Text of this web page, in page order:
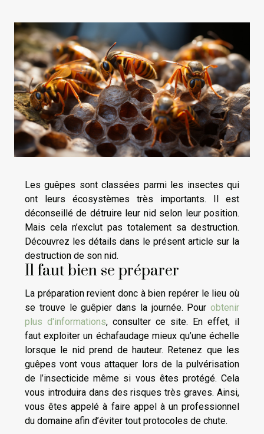
Les guêpes sont classées parmi les insectes qui
ont leurs écosystèmes très importants. Il est
déconseillé de détruire leur nid selon leur position.
Mais cela n’exclut pas totalement sa destruction.
Découvrez les détails dans le présent article sur la
destruction de son nid.
Il faut bien se préparer
La préparation revient donc à bien repérer le lieu où
se trouve le guêpier dans la journée. Pour obtenir
plus d'informations, consulter ce site. En effet, il
faut exploiter un échafaudage mieux qu’une échelle
lorsque le nid prend de hauteur. Retenez que les
guêpes vont vous attaquer lors de la pulvérisation
de l’insecticide même si vous êtes protégé. Cela
vous introduira dans des risques très graves. Ainsi,
vous êtes appelé à faire appel à un professionnel
du domaine afin d’éviter tout protocoles de chute.